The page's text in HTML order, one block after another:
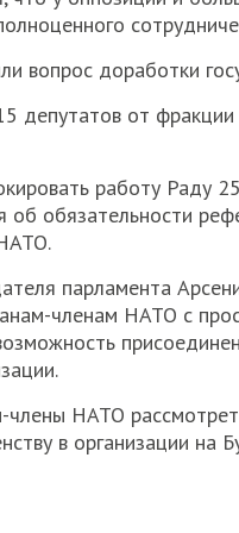
вопрос доработки
депутатов от
работу Раду
об обязательности
парламента
членам НАТО с
члены НАТО
в организации на